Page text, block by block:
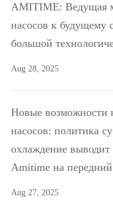
AMITIME: Ведущая
насосов к будущему
большой
Aug 28, 2025
Новые возможности
насосов: политика
охлаждение выводит
Amitime на
Aug 27, 2025